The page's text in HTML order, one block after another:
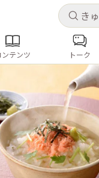
インするとレシピを保存できま
新
ツ
コン
シピ
なす トマト
とう
みょうが ゴーヤ
ンテンツ トーク